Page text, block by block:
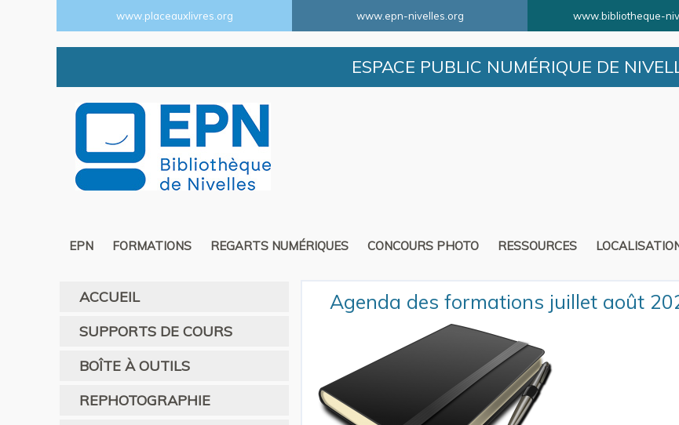
www.placeauxlivres.org www.epn-nivelles.org www.bibliotheque-
ESPACE PUBLIC NUMÉRIQUE DE
EPN FORMATIONS REGARTS NUMÉRIQUES CONCOURS PHOTO RESSOURCES
ACCUEIL
SUPPORTS DE COURS
BOÎTE À OUTILS
REPHOTOGRAPHIE
Agenda des formations juillet août